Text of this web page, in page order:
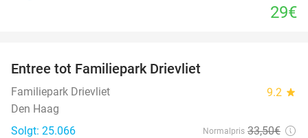
29€
Entree tot Familiepark Drievliet
Familiepark Drievliet 9.2 star
Den Haag
Solgt: 25.066
Normalpris 33,50€